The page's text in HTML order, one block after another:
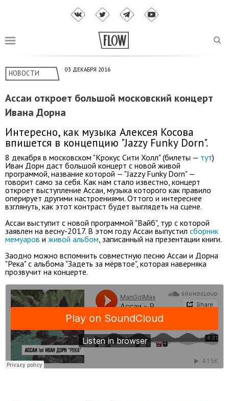
НОВОСТИ 03 ДЕКАБРЯ 2016
Ассаи откроет большой московский концерт
Ивана Дорна
Интересно, как музыка Алексея Косова
впишется в концепцию "Jazzy Funky Dorn".
8 декабря в московском "Крокус Сити Холл" (билеты — тут)
Иван Дорн даст большой концерт с новой живой
программой, название которой — "Jazzy Funky Dorn" —
говорит само за себя. Как нам стало известно, концерт
откроет выступление Ассаи, музыка которого как правило
оперирует другими настроениями. Оттого и интереснее
взглянуть, как этот контраст будет выглядеть на сцене.
Ассаи выступит с новой программой "Вайб", тур с которой
заявлен на весну-2017. В этом году Ассаи выпустил сборник
мемуаров и живой альбом , записанный на презентации книги.
Заодно можно вспомнить совместную песню Ассаи и Дорна
"Река" с альбома "Задеть за мёрвтое", которая наверняка
прозвучит на концерте.